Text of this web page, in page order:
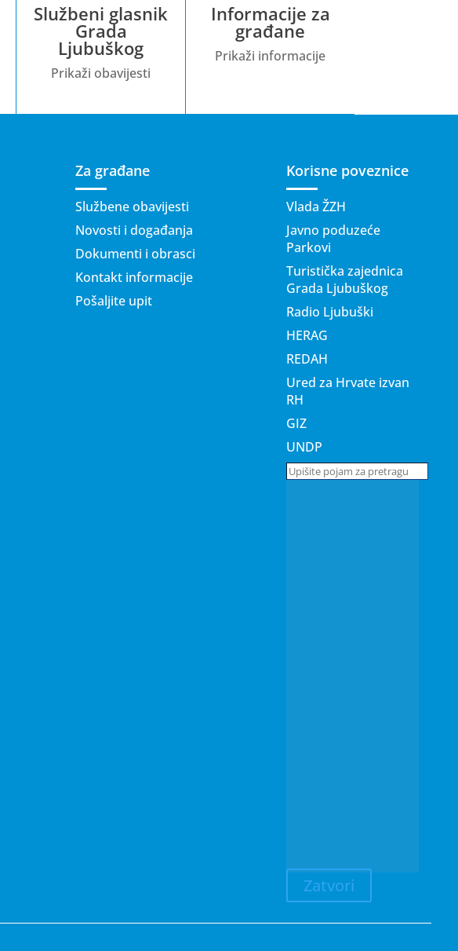
Službeni glasnik
Grada
Ljubuškog
Prikaži obavijesti
Informacije za
građane
Prikaži informacije
Za građane
Službene obavijesti
Novosti i događanja
Dokumenti i obrasci
Kontakt informacije
Pošaljite upit
Korisne poveznice
Vlada ŽZH
Javno poduzeće
Parkovi
Turistička zajednica
Grada Ljubuškog
Radio Ljubuški
HERAG
REDAH
Ured za Hrvate izvan
RH
GIZ
UNDP
Zatvori